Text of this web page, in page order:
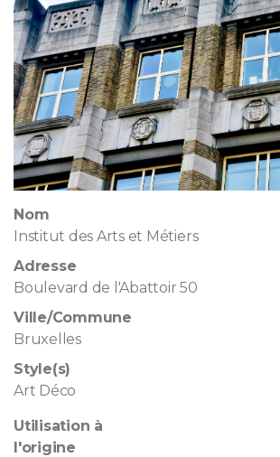
Nom
Institut des Arts et Métiers
Adresse
Boulevard de l'Abattoir 50
Ville/Commune
Bruxelles
Style(s)
Art Déco
Utilisation à
l'origine